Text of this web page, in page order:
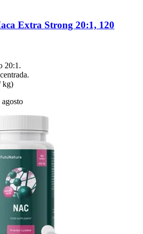
Extra Strong 20:1, 120
20:1.
kg)
agosto